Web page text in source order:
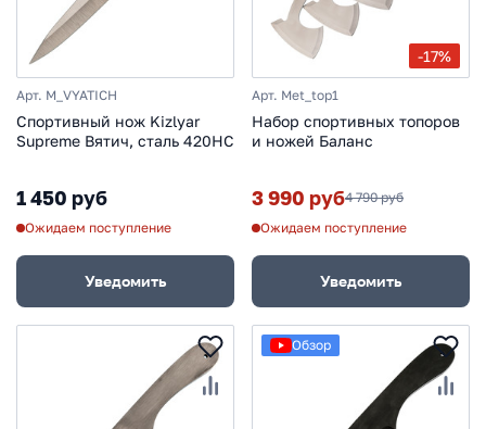
Арт. M_VYATICH
Спортивный нож Kizlyar
Supreme Вятич, сталь 420HC
1 450 руб
Ожидаем поступление
Уведомить
-17%
Арт. Met_top1
Набор спортивных топоров
и ножей Баланс
3 990 руб4 790 руб
Ожидаем поступление
Уведомить
Обзор